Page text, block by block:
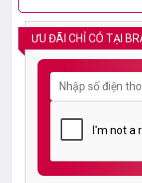
ƯU ĐÃI CHỈ CÓ TẠI